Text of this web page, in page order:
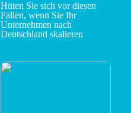
Hüten Sie sich vor diesen
Fallen, wenn Sie Ihr
Unternehmen nach
Deutschland skalieren